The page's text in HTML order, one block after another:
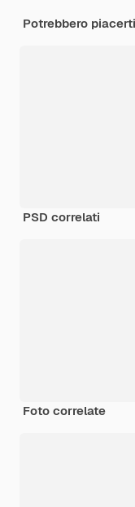
Potrebbero
PSD correlati
Foto correlate